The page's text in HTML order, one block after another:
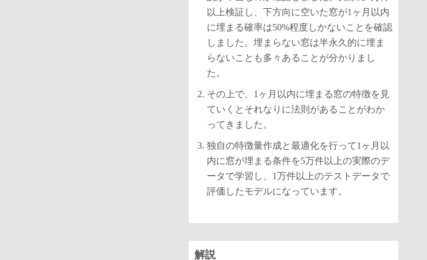
以上検証し、下方向に空いた窓が1ヶ月以内
に埋まる確率は50%程度しかないことを確認
しました。埋まらない窓は半永久的に埋ま
らないことも多々あることが分かりまし
た。
その上で、1ヶ月以内に埋まる窓の特徴を見
ていくとそれなりに法則があることがわか
ってきました。
独自の特徴量作成と最適化を行って1ヶ月以
内に窓が埋まる条件を5万件以上の実際のデ
ータで学習し、1万件以上のテストデータで
評価したモデルになっています。
解説